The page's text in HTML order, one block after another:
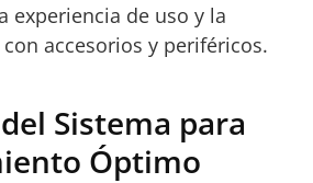
experiencia de uso y la
accesorios y periféricos.
Sistema para
Óptimo